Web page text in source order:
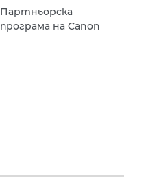
Партньорска
програма на Canon